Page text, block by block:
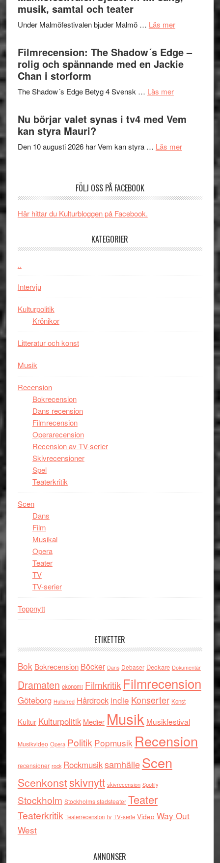
Hannes
Pöntinen
avslutar
Scensommar
musik, samtal och teater
Under Malmöfestivalen bjuder Malmö … Läs merom
in
till
och
Filmrecension: The Shadow´s Edge –
rolig och spännande med en Jackie
Chan i storform
The Shadow´s Edge Betyg 4 Svensk … Läs merom
Shadow
Edge
spännande
Nu börjar valet synas i tv4 med Vem
kan styra Mauri?
Den 10 augusti 2026 har Vem kan styra … Läs merom
kan
FÖLJ OSS PÅ FACEBOOK
Här hittar du Kulturbloggen på Facebook.
KATEGORIER
..
Intervju
Kulturpolitik
Krönikor
Litteratur och konst
Musik
Recension
Bokrecension
Dans recension
Filmrecension
Operarecension
Recension av TV-serier
Skivrecensioner
Spel
Teaterkritik
Scen
Dans
Film
Musikal
Opera
Teater
TV
TV-serier
Toppnytt
ETIKETTER
Bok Bokrecension Böcker Dans Debaser Deckare Dokumentär
Dramaten ekonomi Filmkritik Filmrecension
Göteborg Hultsfred Hårdrock indie Konserter Konst
Kultur Kulturpolitik Medier Musik Musikfestival
Musikvideo Opera Politik Popmusik Recension
recensioner rock RockmusiksamhälleScen
Scenkonstskivnytt skivrecension Spotify
Stockholm Stockholms stadsteater Teater
Teaterkritik Teaterrecension tv TV-serie Video Way Out
West
ANNONSER